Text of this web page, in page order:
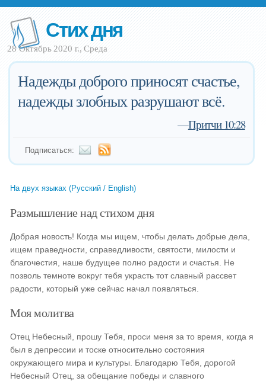
Стих дня
28 Октябрь 2020 г., Среда
Надежды доброго приносят счастье,
надежды злобных разрушают всё.
—Притчи 10:28
Подписаться:
На двух языках (Русский / English)
Размышление над стихом дня
Добрая новость! Когда мы ищем, чтобы делать добрые дела,
ищем праведности, справедливости, святости, милости и
благочестия, наше будущее полно радости и счастья. Не
позволь темноте вокруг тебя украсть тот славный рассвет
радости, который уже сейчас начал появляться.
Моя молитва
Отец Небесный, прошу Тебя, проси меня за то время, когда я
был в депрессии и тоске относительно состояния
окружающего мира и культуры. Благодарю Тебя, дорогой
Небесный Отец, за обещание победы и славного